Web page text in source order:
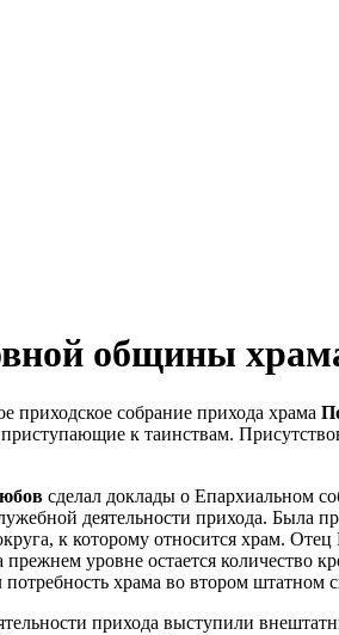
общины
приходское собрание прихода храма
к таинствам.
сделал доклады о Епархиальном
деятельности прихода. Была
к которому относится храм.
уровне остается количество
храма во втором
прихода выступили